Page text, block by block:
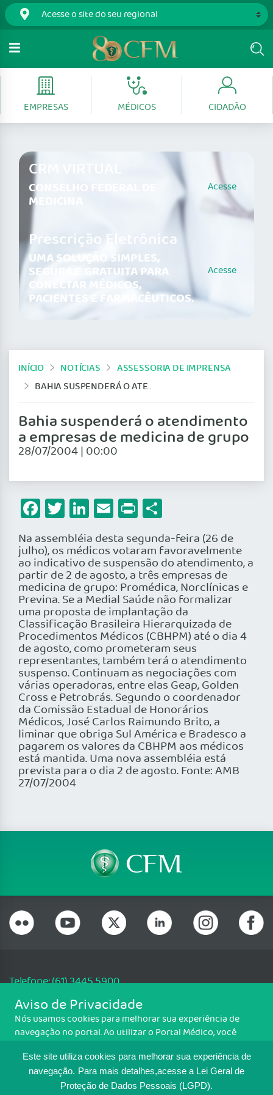
Este site utiliza cookies para melhorar sua experiência de
navegação. Para mais detalhes,acesse a Lei Geral de
Proteção de Dados Pessoais (LGPD).
EMPRESAS MÉDICOS CIDADÃO
CRM VIRTUAL
CONSELHO FEDERAL DE
MEDICINA
Acesse
Prescrição Eletrônica
UMA SOLUÇÃO SIMPLES,
SEGURA E GRATUITA PARA
CONECTAR MÉDICOS,
PACIENTES E FARMACÊUTICOS.
Acesse
INÍCIO NOTÍCIAS
ASSESSORIA DE IMPRENSA
BAHIA SUSPENDERÁ O ATENDIMENTO A EMPRESAS DE MEDICINA DE GRUPO
Bahia suspenderá o atendimento
a empresas de medicina de grupo
28/07/2004 | 00:00
Facebook
Twitter
LinkedIn
Email
Print
Na assembléia desta segunda-feira (26 de
julho), os médicos votaram favoravelmente
ao indicativo de suspensão do atendimento, a
partir de 2 de agosto, a três empresas de
medicina de grupo: Promédica, Norclínicas e
Previna. Se a Medial Saúde não formalizar
uma proposta de implantação da
Classificação Brasileira Hierarquizada de
Procedimentos Médicos (CBHPM) até o dia 4
de agosto, como prometeram seus
representantes, também terá o atendimento
suspenso. Continuam as negociações com
várias operadoras, entre elas Geap, Golden
Cross e Petrobrás. Segundo o coordenador
da Comissão Estadual de Honorários
Médicos, José Carlos Raimundo Brito, a
liminar que obriga Sul América e Bradesco a
pagarem os valores da CBHPM aos médicos
está mantida. Uma nova assembléia está
prevista para o dia 2 de agosto. Fonte: AMB
27/07/2004
Telefone: (61) 3445 5900
Email: cfm@portalmedico.org.br
SGAS 616, Conjunto D, Lote 115, L2 Sul, Brasília/DF - CEP: 70200-760 -
CNPJ: 33.583.550/0001-30
MAPA DO SITE
Aviso de Privacidade
Nós usamos cookies para melhorar sua experiência de
navegação no portal. Ao utilizar o Portal Médico, você
Para ter mais informações sobre como isso é feito, acesse
Política de cookies. Se você concorda, clique em ACEITO.